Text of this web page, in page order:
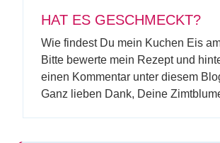
HAT ES GESCHMECKT?
Wie findest Du mein Kuchen Eis
Bitte bewerte mein Rezept und
einen Kommentar unter diesem
Ganz lieben Dank, Deine